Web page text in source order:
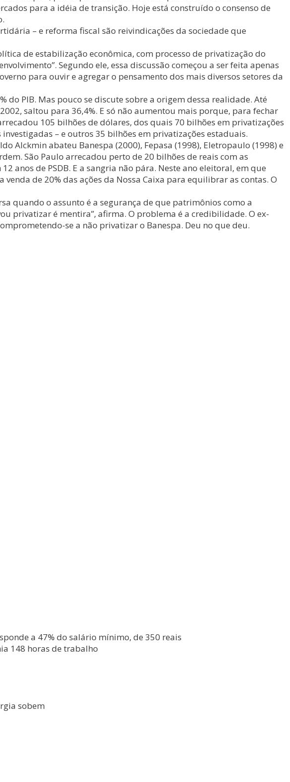
para a idéia de transição. Hoje está construído o consenso de
– e reforma fiscal são reivindicações da sociedade que
de estabilização econômica, com processo de privatização do
Segundo ele, essa discussão começou a ser feita apenas
para ouvir e agregar o pensamento dos mais diversos setores da
PIB. Mas pouco se discute sobre a origem dessa realidade. Até
saltou para 36,4%. E só não aumentou mais porque, para fechar
105 bilhões de dólares, dos quais 70 bilhões em privatizações
– e outros 35 bilhões em privatizações estaduais.
Alckmin abateu Banespa (2000), Fepasa (1998), Eletropaulo (1998) e
São Paulo arrecadou perto de 20 bilhões de reais com as
anos de PSDB. E a sangria não pára. Neste ano eleitoral, em que
de 20% das ações da Nossa Caixa para equilibrar as contas. O
quando o assunto é a segurança de que patrimônios como a
privatizar é mentira”, afirma. O problema é a credibilidade. O ex-
se a não privatizar o Banespa. Deu no que deu.
a 47% do salário mínimo, de 350 reais
148 horas de trabalho
sobem